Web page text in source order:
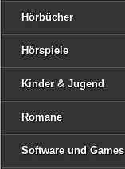
Hörbücher
Hörspiele
Kinder & Jugend
Romane
Software und Games